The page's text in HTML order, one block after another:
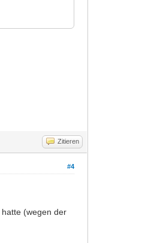
Zitieren
#4
(wegen der